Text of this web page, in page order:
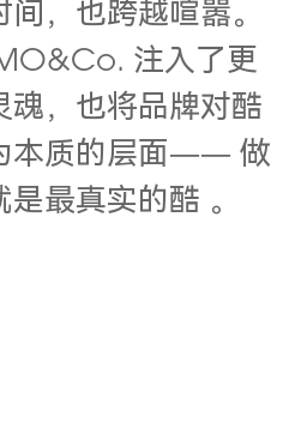
，也跨越喧嚣。
注入了更
魂，也将品牌对酷
本质的层面—— 做
最真实的酷 。